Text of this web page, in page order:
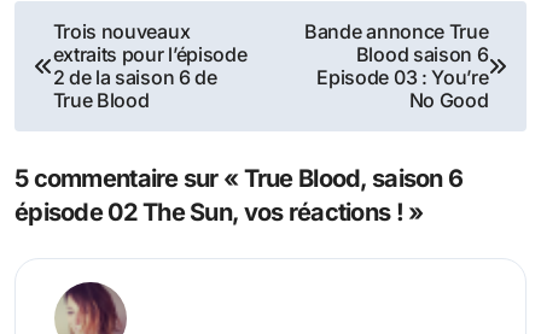
Navigation
de
l’article
Trois nouveaux
extraits pour l’épisode
2 de la saison 6 de
True Blood
Bande annonce True
Blood saison 6
Episode 03 : You’re
No Good
5 commentaire sur « True Blood, saison 6
épisode 02 The Sun, vos réactions ! »